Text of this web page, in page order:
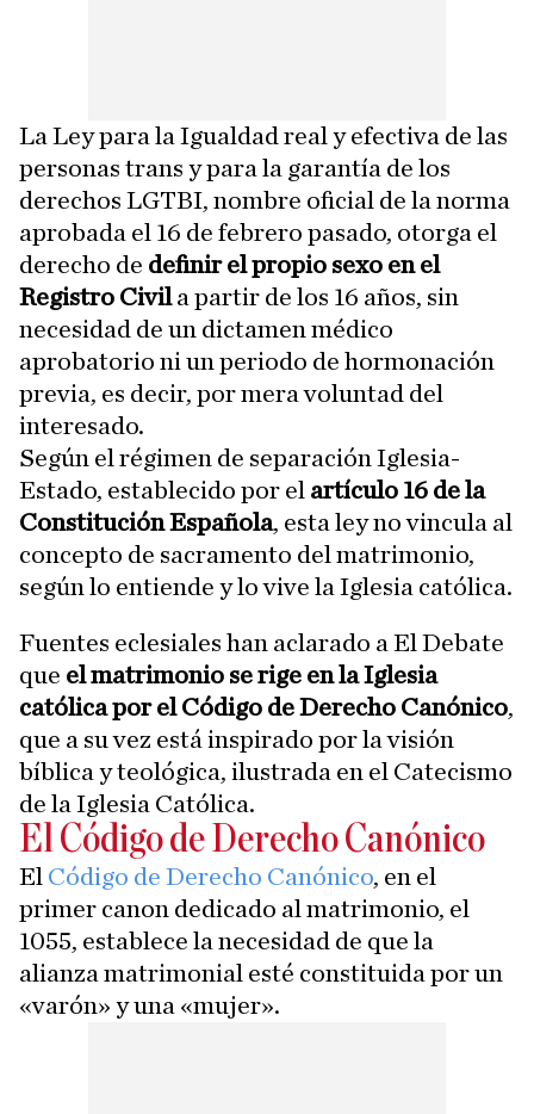
La Ley para la Igualdad real y efectiva de las
personas trans y para la garantía de los
derechos LGTBI, nombre oficial de la norma
aprobada el 16 de febrero pasado, otorga el
derecho de definir el propio sexo en el
Registro Civila partir de los 16 años, sin
necesidad de un dictamen médico
aprobatorio ni un periodo de hormonación
previa, es decir, por mera voluntad del
interesado.
Según el régimen de separación Iglesia-
Estado, establecido por el artículo 16 de la
Constitución Española, esta ley no vincula al
concepto de sacramento del matrimonio,
según lo entiende y lo vive la Iglesia católica.
Fuentes eclesiales han aclarado a El Debate
que el matrimonio se rige en la Iglesia
católica por el Código de Derecho Canónico,
que a su vez está inspirado por la visión
bíblica y teológica, ilustrada en el Catecismo
de la Iglesia Católica.
El Código de Derecho Canónico
El Código de Derecho Canónico, en el
primer canon dedicado al matrimonio, el
1055, establece la necesidad de que la
alianza matrimonial esté constituida por un
«varón» y una «mujer».